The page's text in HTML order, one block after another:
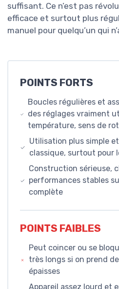
suffisant. Ce n’est pas
efficace et surtout plus
manuel pour quelqu’un qui
POINTS FORTS
Boucles régulières et
des réglages vraiment
température, sens de
Utilisation plus simple
classique, surtout pour
Construction sérieuse,
performances stables
complète
POINTS FAIBLES
Peut coincer ou se
très longs si on prend
épaisses
Appareil assez lourd et